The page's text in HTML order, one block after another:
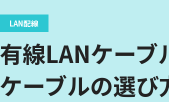
LAN配線
有線LANケーブ
ケーブルの選